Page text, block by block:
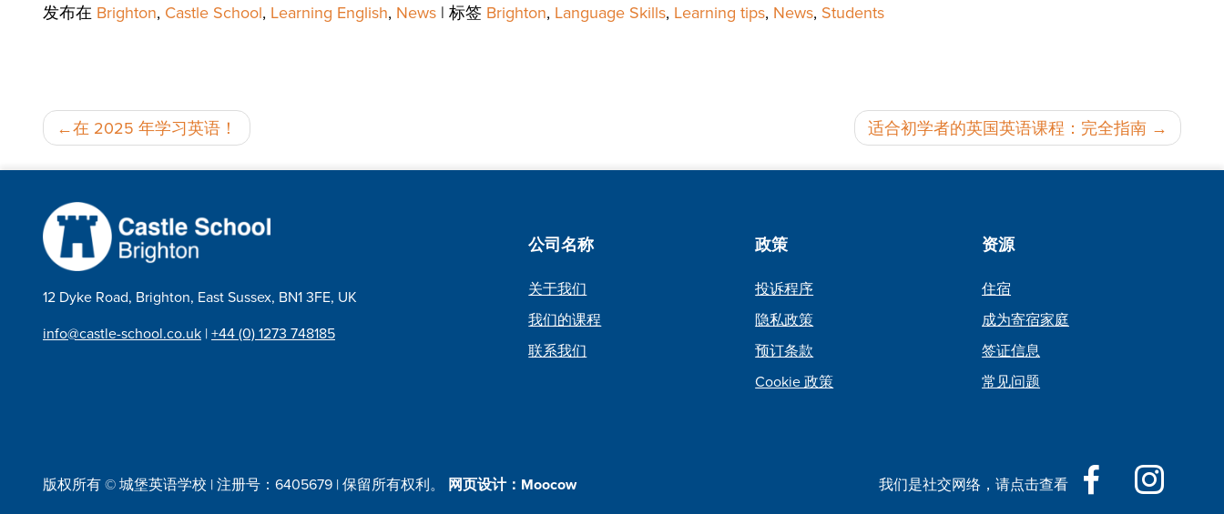
发布在 Brighton, Castle School, Learning English, News | 标签 Brighton, Language Skills, Learning tips, News, Students
邮
政
导
航
在 2025 年学习英语！ 适合初学者的英国英语课程：完全指南
12 Dyke Road, Brighton, East Sussex, BN1 3FE, UK
info@castle-school.co.uk |+44 (0) 1273 748185
公司名称
关于我们
我们的课程
联系我们
政策
投诉程序
隐私政策
预订条款
Cookie 政策
资源
住宿
成为寄宿家庭
签证信息
常见问题
版权所有 © 城堡英语学校 | 注册号：6405679 | 保留所有权利。 网页设计：Moocow 我们是社交网络，请点击查看